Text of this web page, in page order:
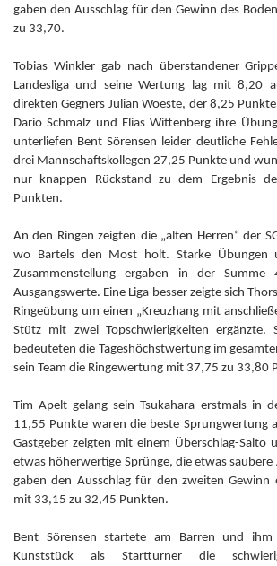
gaben den Ausschlag für den Gewinn des
zu 33,70.
Tobias Winkler gab nach überstandener
Landesliga und seine Wertung lag mit 8,20
direkten Gegners Julian Woeste, der 8,25
Dario Schmalz und Elias Wittenberg ihre
unterliefen Bent Sörensen leider deutliche
drei Mannschaftskollegen 27,25 Punkte und
nur knappen Rückstand zu dem Ergebnis
Punkten.
An den Ringen zeigten die „alten Herren“ der
wo Bartels den Most holt. Starke Übungen
Zusammenstellung ergaben in der
Ausgangswerte. Eine Liga besser zeigte sich
Ringeübung um einen „Kreuzhang mit
Stütz mit zwei Topschwierigkeiten ergänzte.
bedeuteten die Tageshöchstwertung im
sein Team die Ringewertung mit 37,75 zu 33,80
Tim Apelt gelang sein Tsukahara erstmals in
11,55 Punkte waren die beste Sprungwertung
Gastgeber zeigten mit einem Überschlag-Salto
etwas höherwertige Sprünge, die etwas
gaben den Ausschlag für den zweiten Gewinn
mit 33,15 zu 32,45 Punkten.
Bent Sörensen startete am Barren und ihm
Kunststück als Startturner die